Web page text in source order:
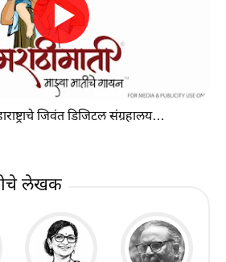
जिवंत डिजिटल संग्रहालय…
लेखक